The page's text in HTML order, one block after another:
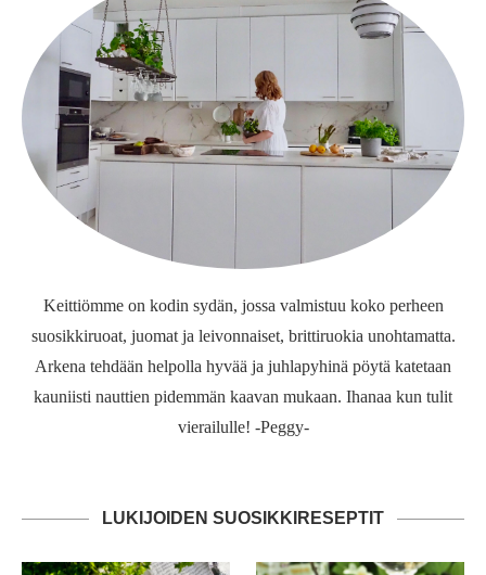
Keittiömme on kodin sydän, jossa valmistuu koko perheen
suosikkiruoat, juomat ja leivonnaiset, brittiruokia unohtamatta.
Arkena tehdään helpolla hyvää ja juhlapyhinä pöytä katetaan
kauniisti nauttien pidemmän kaavan mukaan. Ihanaa kun tulit
vierailulle! -Peggy-
LUKIJOIDEN SUOSIKKIRESEPTIT